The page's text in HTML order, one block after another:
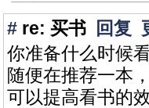
# re: 买书 回复
你准备什么时候
随便在推荐一本
可以提高看书的